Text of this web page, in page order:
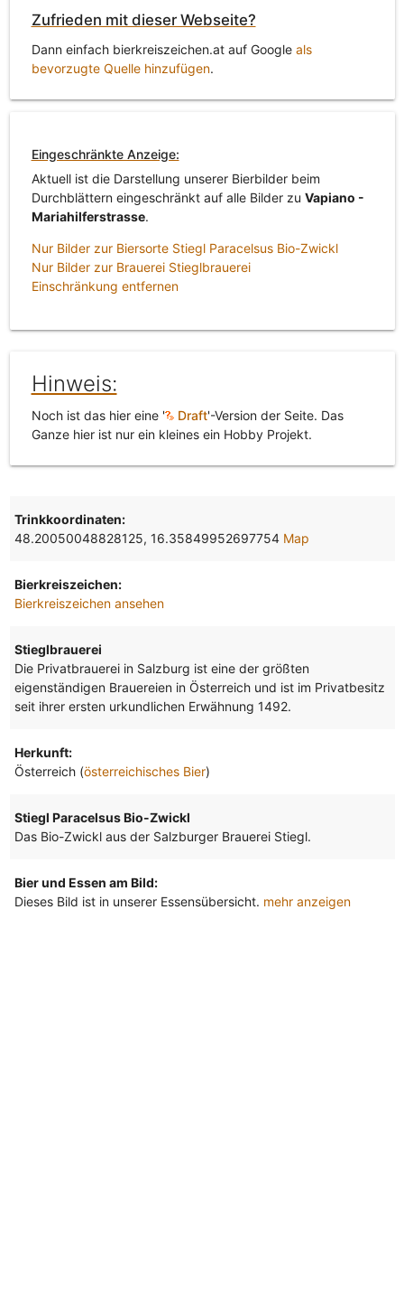
Zufrieden mit dieser Webseite?
Dann einfach bierkreiszeichen.at auf Google als
bevorzugte Quelle hinzufügen.
Eingeschränkte Anzeige:
Aktuell ist die Darstellung unserer Bierbilder beim
Durchblättern eingeschränkt auf alle Bilder zu Vapiano -
Mariahilferstrasse.
Nur Bilder zur Biersorte Stiegl Paracelsus Bio-Zwickl
Nur Bilder zur Brauerei Stieglbrauerei
Einschränkung entfernen
Hinweis:
Noch ist das hier eine ' Draft'-Version der Seite. Das
Ganze hier ist nur ein kleines ein Hobby Projekt.
Trinkkoordinaten:
48.20050048828125, 16.35849952697754 Map
Bierkreiszeichen:
Bierkreiszeichen ansehen
Stieglbrauerei
Die Privatbrauerei in Salzburg ist eine der größten
eigenständigen Brauereien in Österreich und ist im Privatbesitz
seit ihrer ersten urkundlichen Erwähnung 1492.
Herkunft:
Österreich (österreichisches Bier)
Stiegl Paracelsus Bio-Zwickl
Das Bio-Zwickl aus der Salzburger Brauerei Stiegl.
Bier und Essen am Bild:
Dieses Bild ist in unserer Essensübersicht. mehr anzeigen